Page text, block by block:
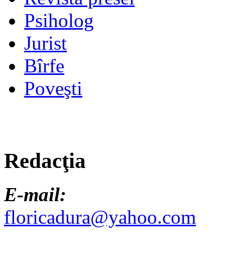
Psiholog
Jurist
Bîrfe
Poveşti
Redacţia
E-mail:
floricadura@yahoo.com